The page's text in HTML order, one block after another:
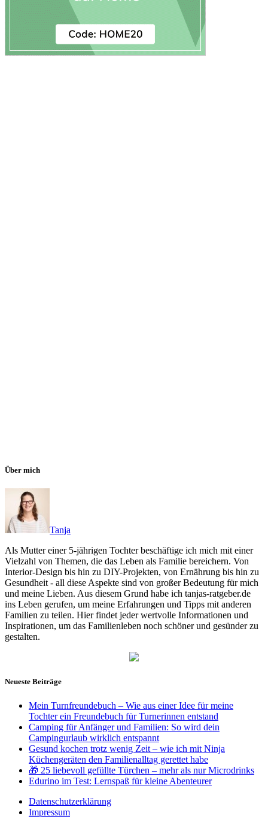
Über mich
Tanja
Als Mutter einer 5-jährigen Tochter beschäftige ich mich mit einer
Vielzahl von Themen, die das Leben als Familie bereichern. Von
Interior-Design bis hin zu DIY-Projekten, von Ernährung bis hin zu
Gesundheit - all diese Aspekte sind von großer Bedeutung für mich
und meine Lieben. Aus diesem Grund habe ich tanjas-ratgeber.de
ins Leben gerufen, um meine Erfahrungen und Tipps mit anderen
Familien zu teilen. Hier findet jeder wertvolle Informationen und
Inspirationen, um das Familienleben noch schöner und gesünder zu
gestalten.
Neueste Beiträge
Mein Turnfreundebuch – Wie aus einer Idee für meine
Tochter ein Freundebuch für Turnerinnen entstand
Camping für Anfänger und Familien: So wird dein
Campingurlaub wirklich entspannt
Gesund kochen trotz wenig Zeit – wie ich mit Ninja
Küchengeräten den Familienalltag gerettet habe
🎁 25 liebevoll gefüllte Türchen – mehr als nur Microdrinks
Edurino im Test: Lernspaß für kleine Abenteurer
Datenschutzerklärung
Impressum